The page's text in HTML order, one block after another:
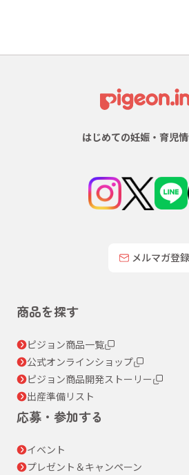
はじめての妊娠・育児
メルマガ登録
商品を探す
ピジョン商品一覧
公式オンラインショップ
ピジョン商品開発ストーリー
出産準備リスト
応募・参加する
イベント
プレゼント＆キャンペーン